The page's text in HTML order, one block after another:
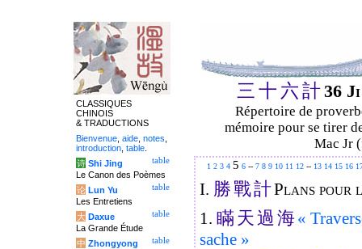
三 十 六計36
Répertoire de
mémoire pour se tirer
Mac Jr
1 2 3 4 5 6 -- 7 8 9 10 11 12 -- 13 14 15 16
I. 勝戰計Plans pour
1. 瞞 天過 海«
sache »
CLASSIQUES
CHINOIS
& TRADUCTIONS
Bienvenue aide notes
introduction table
table
诗 Shi Jing
Le Canon des Poèmes
table
论 Lun Yu
Les Entretiens
table
大 Daxue
La Grande Étude
table
中 Zhongyong